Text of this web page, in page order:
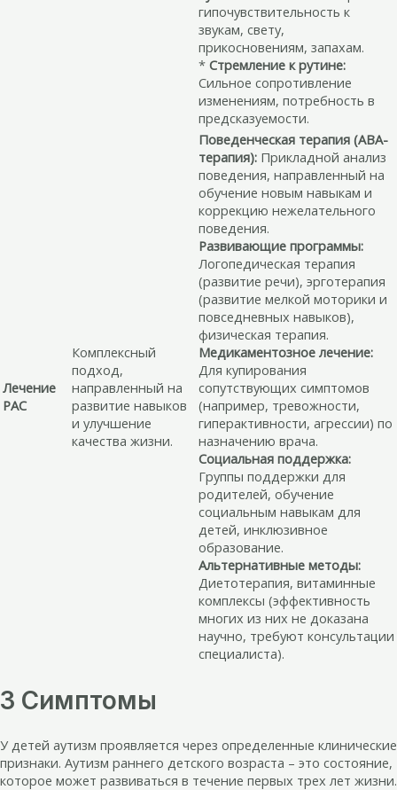
гипочувствительность к
звукам, свету,
прикосновениям, запахам.
* Стремление к рутине:
Сильное сопротивление
изменениям, потребность в
предсказуемости.
Лечение
РАС
Комплексный
подход,
направленный на
развитие навыков
и улучшение
качества жизни.
Поведенческая терапия (ABA-
терапия): Прикладной анализ
поведения, направленный на
обучение новым навыкам и
коррекцию нежелательного
поведения.
Развивающие программы:
Логопедическая терапия
(развитие речи), эрготерапия
(развитие мелкой моторики и
повседневных навыков),
физическая терапия.
Медикаментозное лечение:
Для купирования
сопутствующих симптомов
(например, тревожности,
гиперактивности, агрессии) по
назначению врача.
Социальная поддержка:
Группы поддержки для
родителей, обучение
социальным навыкам для
детей, инклюзивное
образование.
Альтернативные методы:
Диетотерапия, витаминные
комплексы (эффективность
многих из них не доказана
научно, требуют консультации
специалиста).
3 Симптомы
У детей аутизм проявляется через определенные клинические
признаки. Аутизм раннего детского возраста – это состояние,
которое может развиваться в течение первых трех лет жизни.